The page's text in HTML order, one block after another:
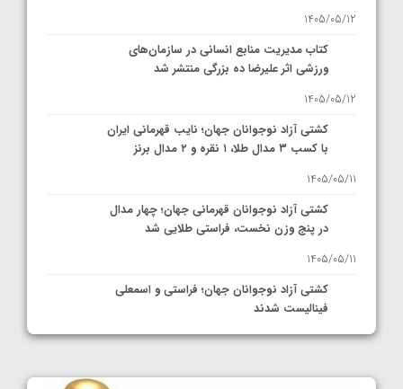
1405/05/12
کتاب مدیریت منابع انسانی در سازمان‌های
ورزشی اثر علیرضا ده بزرگی منتشر شد
1405/05/12
کشتی آزاد نوجوانان جهان؛ نایب قهرمانی ایران
با کسب ۳ مدال طلا، ۱ نقره و ۲ مدال برنز
1405/05/11
کشتی آزاد نوجوانان قهرمانی جهان؛ چهار مدال
در پنج وزن نخست، فراستی طلایی شد
1405/05/11
کشتی آزاد نوجوانان جهان؛ فراستی و اسمعلی
فینالیست شدند
1405/05/09